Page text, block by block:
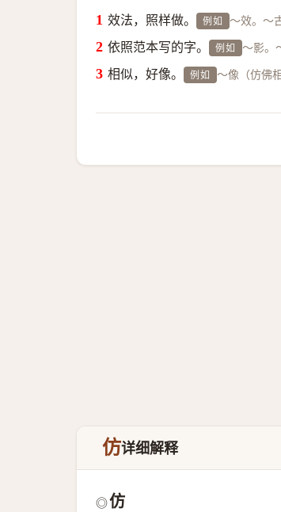
效法，照样做。 例如 ～效。～
依照范本写的字。 例如 ～影。
相似，好像。 例如 ～像（仿佛
仿详细解释
◎仿